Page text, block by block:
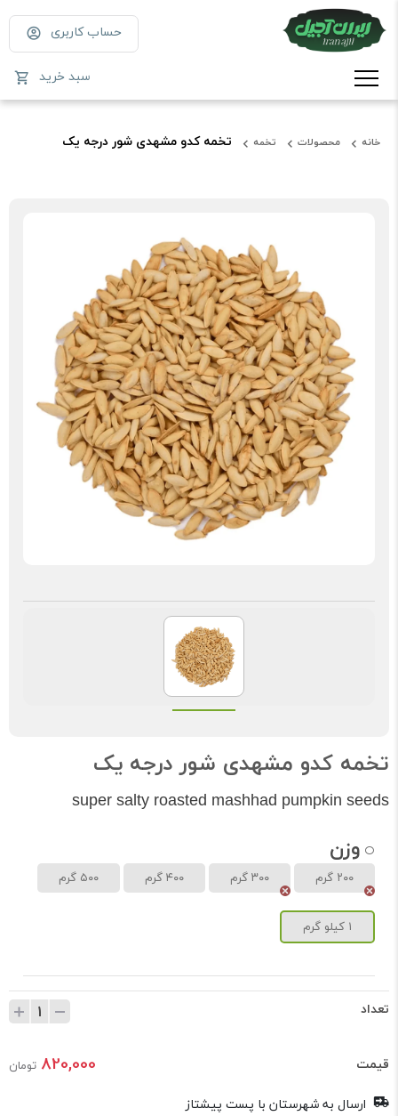
حساب کاربری
سبد خرید
خانه محصولات تخمه تخمه کدو مشهدی شور درجه یک
تخمه کدو مشهدی شور درجه یک
super salty roasted mashhad pumpkin seeds
وزن
۲۰۰ گرم ۳۰۰ گرم ۴۰۰ گرم ۵۰۰ گرم
۱ کیلو گرم
تعداد
قیمت 820,000 تومان
ارسال به شهرستان با پست پیشتاز